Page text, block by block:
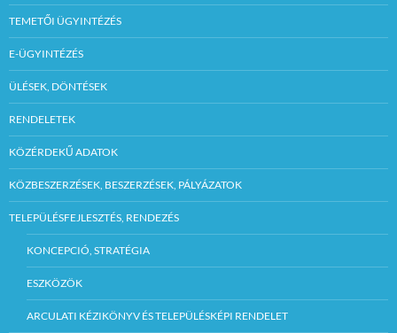
TEMETŐI ÜGYINTÉZÉS
E-ÜGYINTÉZÉS
ÜLÉSEK, DÖNTÉSEK
RENDELETEK
KÖZÉRDEKŰ ADATOK
KÖZBESZERZÉSEK, BESZERZÉSEK, PÁLYÁZATOK
TELEPÜLÉSFEJLESZTÉS, RENDEZÉS
KONCEPCIÓ, STRATÉGIA
ESZKÖZÖK
ARCULATI KÉZIKÖNYV ÉS TELEPÜLÉSKÉPI RENDELET